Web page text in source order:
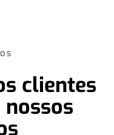
clientes